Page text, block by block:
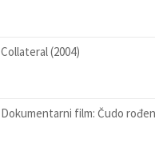
Collateral (2004)
Dokumentarni film: Čudo